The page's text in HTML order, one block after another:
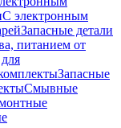
С электронным
Запасные детали
питанием от
Запасные
Смывные